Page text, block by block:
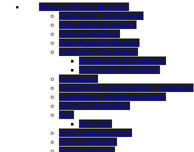
Maaien en Grond Bewerken
Drukspuiten / nevelspuiten
Ferris Stand-On Maaiers
Ferris Loopmaaiers
Ferris Stand-On Strooiers
Ferris Zero Turn Maaiers
Benzine Zero Turn Maaiers
Diesel Zero Turn Maaiers
Grasmaaiers
Grastrimmers / kantenmaaiers / bosmaaiers
Grondboren / grondboormachines
iMOW® robotmaaiers
Iseki
Iseki Serie
Iseki Compacttractoren
Iseki Frontmaaiers